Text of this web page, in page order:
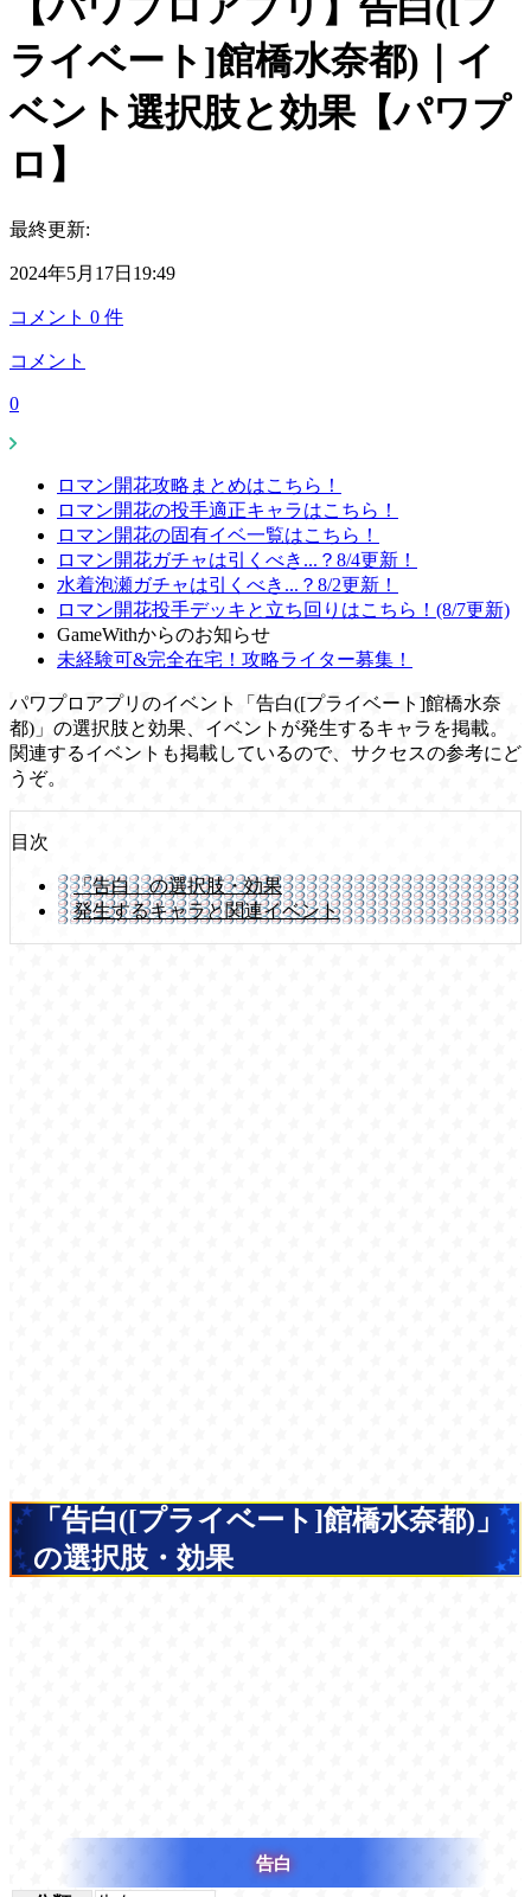
【パワプロアプリ】告白([プ
ライベート]館橋水奈都)｜イ
ベント選択肢と効果【パワプ
ロ】
最終更新:
2024年5月17日19:49
コメント 0 件
コメント
0
ロマン開花攻略まとめはこちら！
ロマン開花の投手適正キャラはこちら！
ロマン開花の固有イベ一覧はこちら！
ロマン開花ガチャは引くべき...？8/4更新！
水着泡瀬ガチャは引くべき...？8/2更新！
ロマン開花投手デッキと立ち回りはこちら！(8/7更新)
GameWithからのお知らせ
未経験可&完全在宅！攻略ライター募集！
パワプロアプリのイベント「告白([プライベート]館橋水奈
都)」の選択肢と効果、イベントが発生するキャラを掲載。
関連するイベントも掲載しているので、サクセスの参考にど
うぞ。
目次
「告白」の選択肢・効果
発生するキャラと関連イベント
「告白([プライベート]館橋水奈都)」
の選択肢・効果
告白